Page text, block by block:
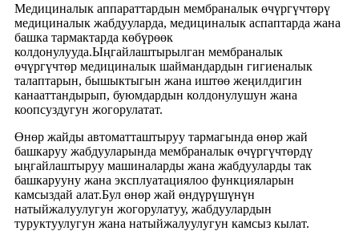
Медициналык аппараттардын мембраналык өчүргүчтөрү
медициналык жабдууларда, медициналык аспаптарда жана
башка тармактарда көбүрөөк
колдонулууда.Ыңгайлаштырылган мембраналык
өчүргүчтөр медициналык шаймандардын гигиеналык
талаптарын, бышыктыгын жана иштөө жеңилдигин
канааттандырып, буюмдардын колдонулушун жана
коопсуздугун жогорулатат.
Өнөр жайды автоматташтыруу тармагында өнөр жай
башкаруу жабдууларында мембраналык өчүргүчтөрдү
ыңгайлаштыруу машиналарды жана жабдууларды так
башкарууну жана эксплуатациялоо функцияларын
камсыздай алат.Бул өнөр жай өндүрүшүнүн
натыйжалуулугун жогорулатуу, жабдуулардын
туруктуулугун жана натыйжалуулугун камсыз кылат.